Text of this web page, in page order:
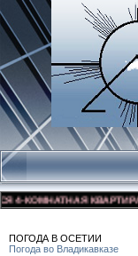
КОМНАТНАЯ КВАРТИРА
ПОГОДА В ОСЕТИИ
Погода во Владикавказе